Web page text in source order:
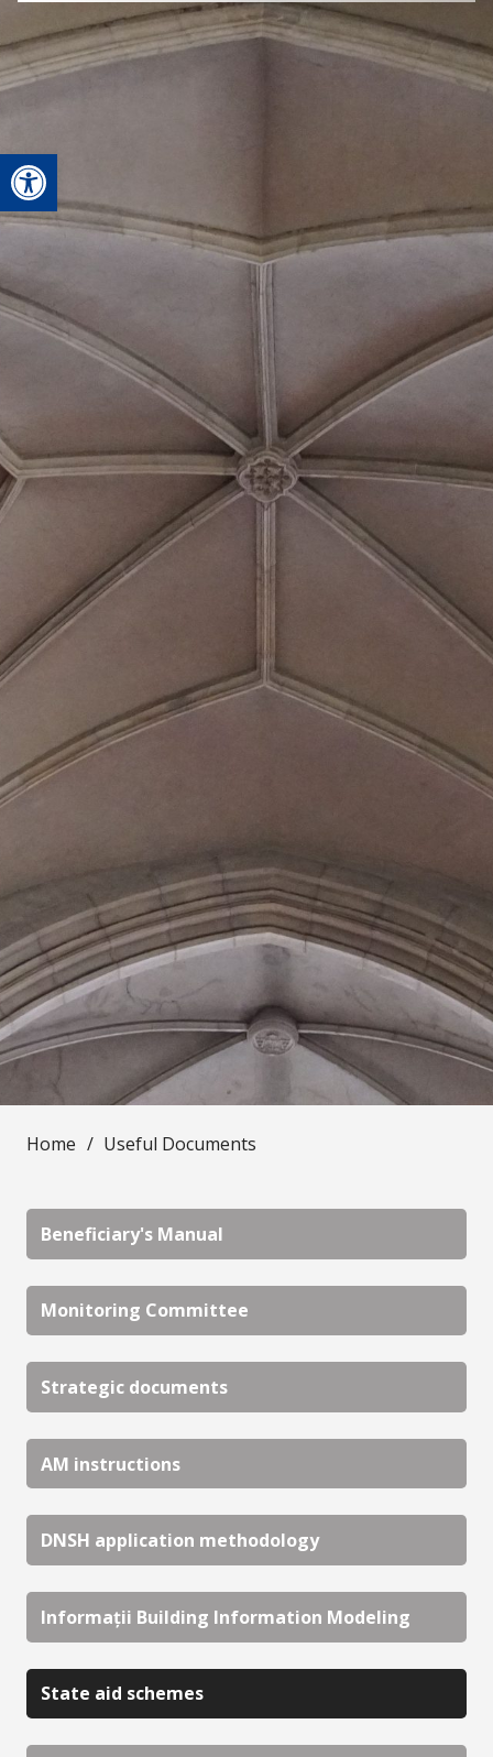
Open toolbar
Home / Useful Documents
Beneficiary's Manual
Monitoring Committee
Strategic documents
AM instructions
DNSH application methodology
Informații Building Information Modeling
State aid schemes